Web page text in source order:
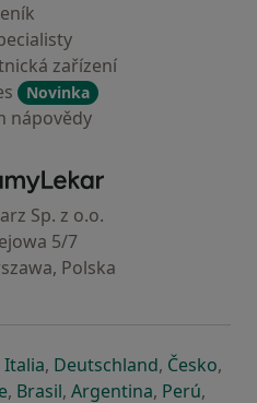
zařízení
Novinka
nápovědy
ZnamyLekar - Hlavní stránka
Sp. z o.o.
5/7
Polska
nové záložce
otevře v nové záložce
Italiase otevře v nové záložce
, Deutschlandse otevře v
, Českose
,
záložce
v nové záložce
se otevře v nové záložce
, Brasilse otevře v nové
, Argentinase otevře v
, Perúse
,